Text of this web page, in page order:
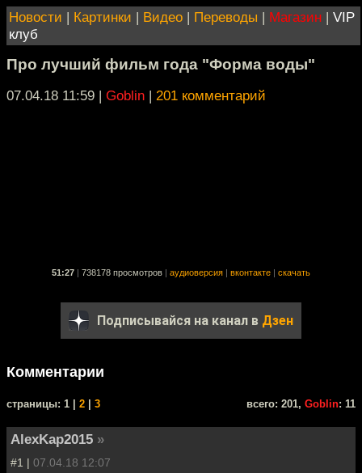
Новости | Картинки | Видео | Переводы | Магазин | VIP
клуб
Про лучший фильм года "Форма воды"
07.04.18 11:59 | Goblin | 201 комментарий
51:27 738178 просмотров аудиоверсия вконтакте скачать
Подписывайся на канал в Дзен
Комментарии
cтраницы: 1 | 2 3 всего: 201, Goblin: 11
AlexKap2015 »
#1 | 07.04.18 12:07